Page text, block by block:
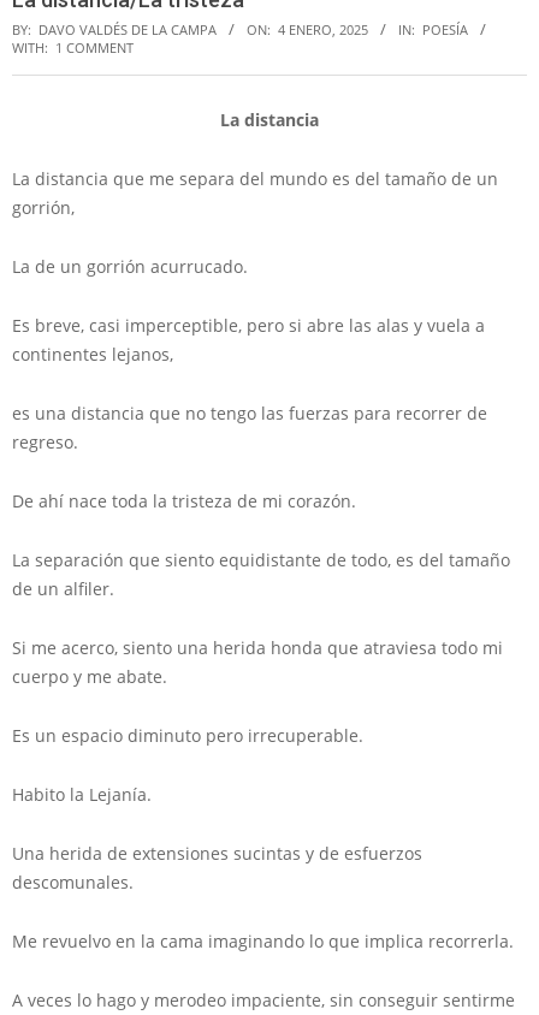
BY: DAVO VALDÉS DE LA CAMPA ON: 4 ENERO, 2025 IN: POESÍA
WITH: 1 COMMENT
La distancia
La distancia que me separa del mundo es del tamaño de un
gorrión,
La de un gorrión acurrucado.
Es breve, casi imperceptible, pero si abre las alas y vuela a
continentes lejanos,
es una distancia que no tengo las fuerzas para recorrer de
regreso.
De ahí nace toda la tristeza de mi corazón.
La separación que siento equidistante de todo, es del tamaño
de un alfiler.
Si me acerco, siento una herida honda que atraviesa todo mi
cuerpo y me abate.
Es un espacio diminuto pero irrecuperable.
Habito la Lejanía.
Una herida de extensiones sucintas y de esfuerzos
descomunales.
Me revuelvo en la cama imaginando lo que implica recorrerla.
A veces lo hago y merodeo impaciente, sin conseguir sentirme